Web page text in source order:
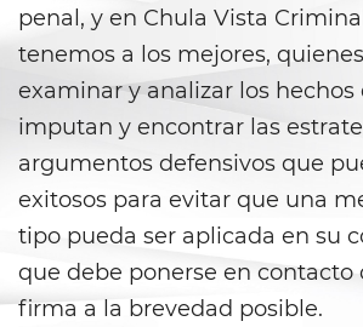
Delitos de Conduccion
Chocar y Huir
Conducir con una
Suspendida
Evadir a un Oficial
Homicidio
penal, y en Chula Vista
tenemos a los mejores,
examinar y analizar los hechos
imputan y encontrar las
argumentos defensivos que
exitosos para evitar que una
tipo pueda ser aplicada en su
que debe ponerse en contacto
firma a la brevedad posible.